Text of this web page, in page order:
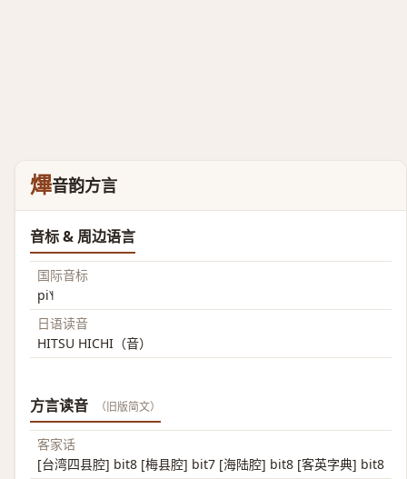
熚音韵方言
音标 & 周边语言
国际音标
pi˥˧
日语读音
HITSU HICHI（音）
方言读音 （旧版简文）
客家话
[台湾四县腔] bit8 [梅县腔] bit7 [海陆腔] bit8 [客英字典] bit8